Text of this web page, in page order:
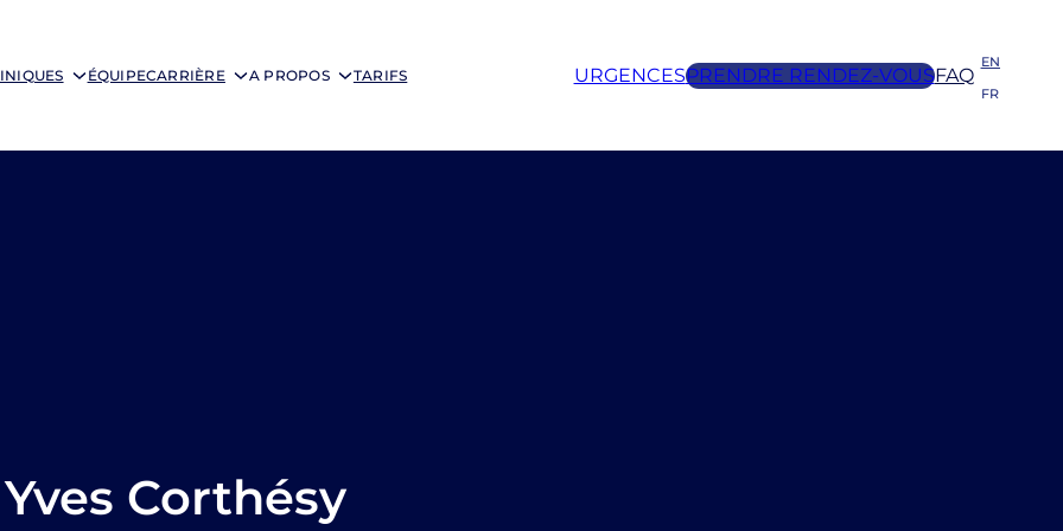
ÉQUIPECARRIÈRE A PROPOS TARIFS URGENCESPRENDRE RENDEZ-VOUSFAQ
EN
FR
Yves Corthésy